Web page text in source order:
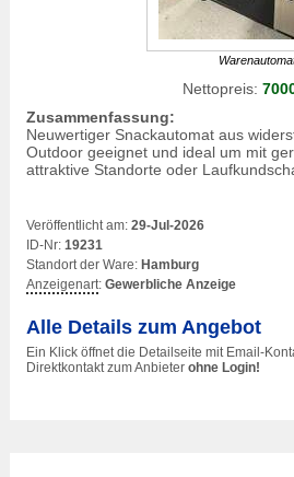
Nettopreis:
Zusammenfassung:
Neuwertiger Snackautomat aus
Outdoor geeignet und ideal um mit
attraktive Standorte oder
Veröffentlicht am: 29-Jul-2026
ID-Nr: 19231
Standort der Ware: Hamburg
Anzeigenart: Gewerbliche Anzeige
Alle Details zum Angebot
Ein Klick öffnet die Detailseite mit Email-
Direktkontakt zum Anbieter ohne Login!